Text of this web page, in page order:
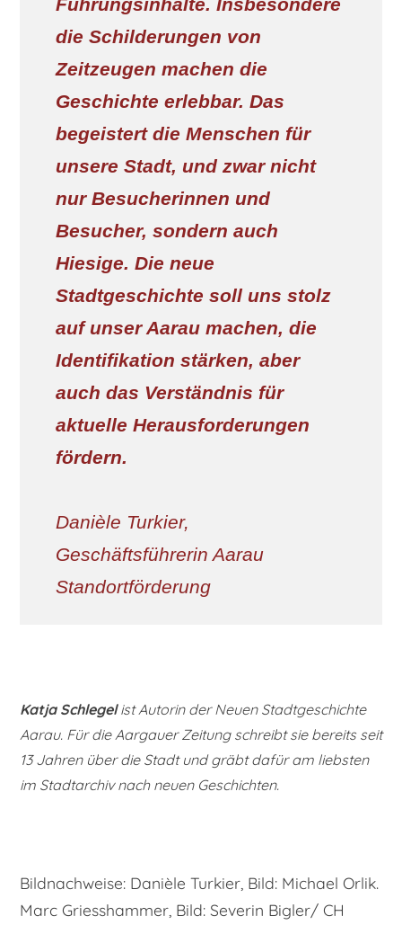
die Schilderungen von
Zeitzeugen machen die
Geschichte erlebbar. Das
begeistert die Menschen für
unsere Stadt, und zwar nicht
nur Besucherinnen und
Besucher, sondern auch
Hiesige. Die neue
Stadtgeschichte soll uns stolz
auf unser Aarau machen, die
Identifikation stärken, aber
auch das Verständnis für
aktuelle Herausforderungen
fördern.
Danièle Turkier,
Geschäftsführerin Aarau
Standortförderung
Katja Schlegelist Autorin der Neuen Stadtgeschichte
Aarau. Für die Aargauer Zeitung schreibt sie bereits seit
13 Jahren über die Stadt und gräbt dafür am liebsten
im Stadtarchiv nach neuen Geschichten.
Bildnachweise: Danièle Turkier, Bild: Michael Orlik.
Marc Griesshammer, Bild: Severin Bigler/ CH